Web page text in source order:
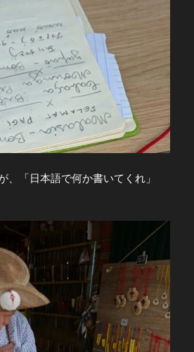
「日本語で何か書いてくれ」